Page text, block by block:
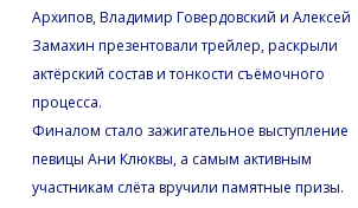
Архипов, Владимир Говердовский и Алексей
Замахин презентовали трейлер, раскрыли
актёрский состав и тонкости съёмочного
процесса.
Финалом стало зажигательное выступление
певицы Ани Клюквы, а самым активным
участникам слёта вручили памятные призы.